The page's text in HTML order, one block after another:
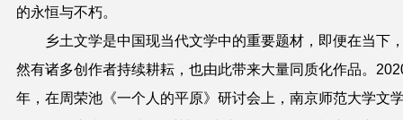
的永恒与不朽。
乡土文学是中国现当代文学中的重要题材，即便在当下
然有诸多创作者持续耕耘，也由此带来大量同质化作品。
年，在周荣池《一个人的平原》研讨会上，南京师范大学文